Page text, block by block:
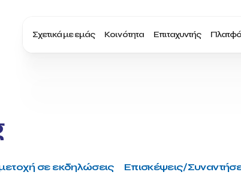
Σχετικά με εμάς Κοινότητα Επιταχυντής
σε εκδηλώσεις Επισκέψεις/